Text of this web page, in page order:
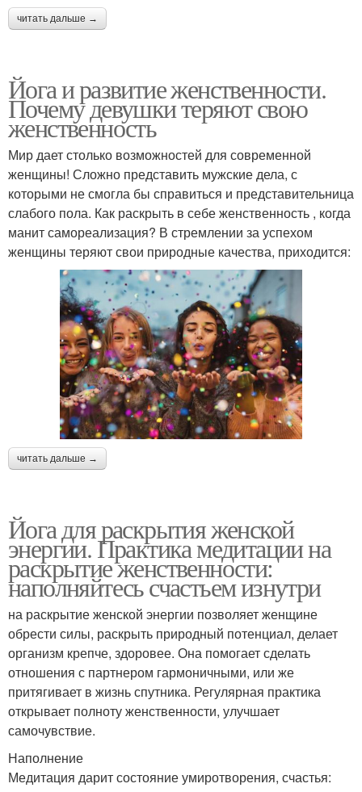
читать дальше →
Йога и развитие женственности.
Почему девушки теряют свою
женственность
Мир дает столько возможностей для современной
женщины! Сложно представить мужские дела, с
которыми не смогла бы справиться и представительница
слабого пола. Как раскрыть в себе женственность , когда
манит самореализация? В стремлении за успехом
женщины теряют свои природные качества, приходится:
читать дальше →
Йога для раскрытия женской
энергии. Практика медитации на
раскрытие женственности:
наполняйтесь счастьем изнутри
на раскрытие женской энергии позволяет женщине
обрести силы, раскрыть природный потенциал, делает
организм крепче, здоровее. Она помогает сделать
отношения с партнером гармоничными, или же
притягивает в жизнь спутника. Регулярная практика
открывает полноту женственности, улучшает
самочувствие.
Наполнение
Медитация дарит состояние умиротворения, счастья: